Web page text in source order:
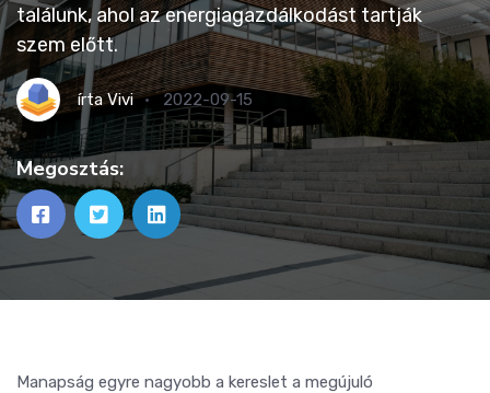
találunk, ahol az energiagazdálkodást tartják
szem előtt.
írtaVivi 2022-09-15
Megosztás:
Manapság egyre nagyobb a kereslet a megújuló